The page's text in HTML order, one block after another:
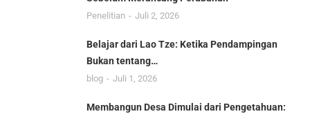
Penelitian Juli 2, 2026
Belajar dari Lao Tze: Ketika Pendampingan
Bukan tentang…
blog Juli 1, 2026
Membangun Desa Dimulai dari Pengetahuan: